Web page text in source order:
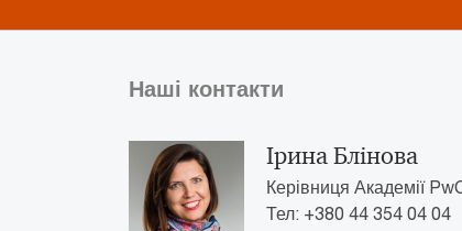
Наші контакти
Ірина Блінова
Керівниця Академії
Тел: +380 44 354 04 04